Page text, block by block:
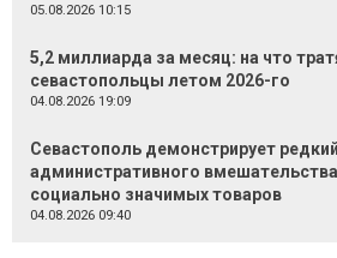
05.08.2026 10:15
5,2 миллиарда за месяц: на что
севастопольцы летом 2026-го
04.08.2026 19:09
Севастополь демонстрирует
административного
социально значимых товаров
04.08.2026 09:40